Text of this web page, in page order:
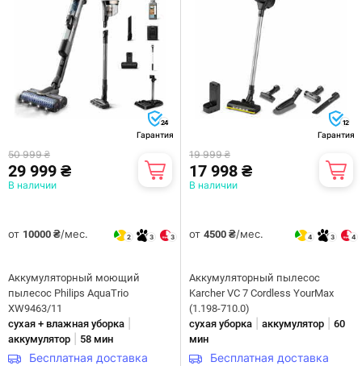
24
Гарантия
50 999 ₴
29 999 ₴
В наличии
от 10000 ₴/мес. 2 3 3
Аккумуляторный моющий
пылесос Philips AquaTrio
XW9463/11
сухая + влажная уборка
аккумулятор 58 мин
Бесплатная доставка
12
Гарантия
19 999 ₴
17 998 ₴
В наличии
от 4500 ₴/мес. 4 3 4
Аккумуляторный пылесос
Karcher VC 7 Cordless YourMax
(1.198-710.0)
сухая уборка
аккумулятор
60
мин
Бесплатная доставка